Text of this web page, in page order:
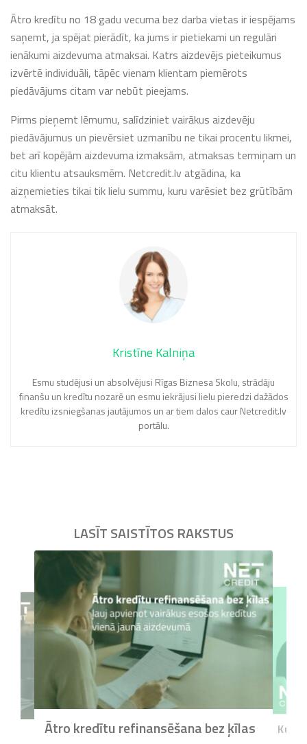
Ātro kredītu no 18 gadu vecuma bez darba vietas ir iespējams
saņemt, ja spējat pierādīt, ka jums ir pietiekami un regulāri
ienākumi aizdevuma atmaksai. Katrs aizdevējs pieteikumus
izvērtē individuāli, tāpēc vienam klientam piemērots
piedāvājums citam var nebūt pieejams.
Pirms pieņemt lēmumu, salīdziniet vairākus aizdevēju
piedāvājumus un pievērsiet uzmanību ne tikai procentu likmei,
bet arī kopējām aizdevuma izmaksām, atmaksas termiņam un
citu klientu atsauksmēm. Netcredit.lv atgādina, ka
aizņemieties tikai tik lielu summu, kuru varēsiet bez grūtībām
atmaksāt.
Kristīne Kalniņa
Esmu studējusi un absolvējusi Rīgas Biznesa Skolu, strādāju
finanšu un kredītu nozarē un esmu iekrājusi lielu pieredzi dažādos
kredītu izsniegšanas jautājumos un ar tiem dalos caur Netcredit.lv
portālu.
LASĪT SAISTĪTOS RAKSTUS
Ātro kredītu refinansēšana bez ķīlas Kur